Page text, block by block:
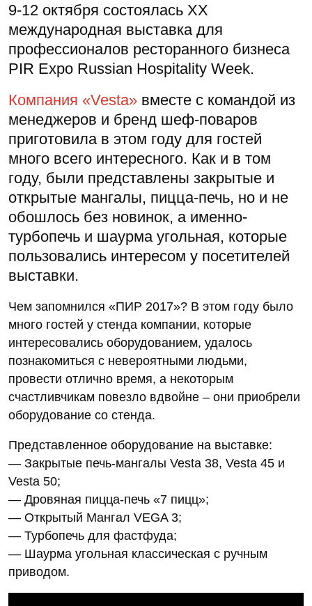
9-12 октября состоялась XX
международная выставка для
профессионалов ресторанного бизнеса
PIR Expo Russian Hospitality Week.
Компания «Vesta» вместе с командой из
менеджеров и бренд шеф-поваров
приготовила в этом году для гостей
много всего интересного. Как и в том
году, были представлены закрытые и
открытые мангалы, пицца-печь, но и не
обошлось без новинок, а именно-
турбопечь и шаурма угольная, которые
пользовались интересом у посетителей
выставки.
Чем запомнился «ПИР 2017»? В этом году было
много гостей у стенда компании, которые
интересовались оборудованием, удалось
познакомиться с невероятными людьми,
провести отлично время, а некоторым
счастливчикам повезло вдвойне – они приобрели
оборудование со стенда.
Представленное оборудование на выставке:
— Закрытые печь-мангалы Vesta 38, Vesta 45 и
Vesta 50;
— Дровяная пицца-печь «7 пицц»;
— Открытый Мангал VEGA 3;
— Турбопечь для фастфуда;
— Шаурма угольная классическая с ручным
приводом.